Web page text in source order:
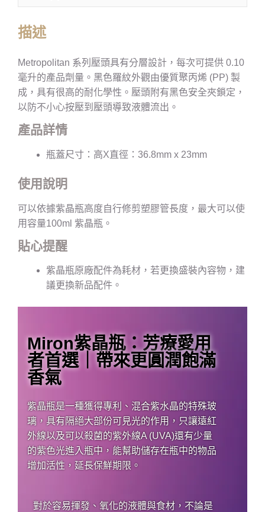
描述
Metropolitan 系列壓頭具有分層設計，每次可提供 0.10
毫升的產品劑量。黑色羅紋外觀由優質聚丙烯 (PP) 製
成，具有很高的耐化學性。壓頭附有黑色安全夾鎖定，
以防不小心按壓到壓頭導致液體流出。
產品詳情
瓶蓋尺寸：高X直徑：36.8mm x 23mm
使用說明
可以依據紫晶瓶高度自行修剪塑膠管長度，最大可以使
用容量100ml 紫晶瓶。
貼心提醒
紫晶瓶原廠配件為耗材，若更換盛裝內容物，建
議更換新品配件。
Miron紫晶瓶：芳療愛用
者首選｜帶來更圓潤飽滿
香氣
紫晶瓶是一種獲得專利、混合紫水晶的特殊玻
璃，具有隔絕大部份可見光的作用，只讓遠紅
外線以及可以殺菌的紫外線A (UVA)還有少量
的紫色光進入瓶中，能幫助儲存在瓶中的物品
增加活性，延長保鮮期限。
對於容易揮發、氧化的液體與食材，不論是